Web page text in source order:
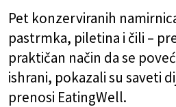
Pet konzerviranih
pastrmka, piletina i čili –
praktičan način da se
ishrani, pokazali su saveti
prenosi EatingWell.